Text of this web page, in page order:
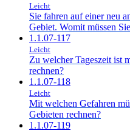
Leicht
Sie fahren auf einer neu
Gebiet. Womit müssen
1.1.07-117
Leicht
Zu welcher Tageszeit ist
rechnen?
1.1.07-118
Leicht
Mit welchen Gefahren
Gebieten rechnen?
1.1.07-119